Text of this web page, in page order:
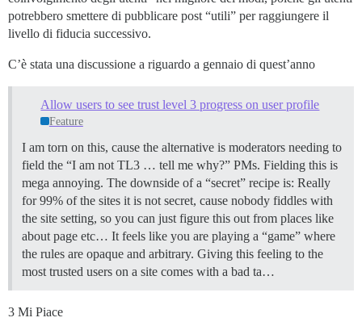
potrebbero smettere di pubblicare post “utili” per raggiungere il
livello di fiducia successivo.
C’è stata una discussione a riguardo a gennaio di quest’anno
Allow users to see trust level 3 progress on user profile
Feature
I am torn on this, cause the alternative is moderators needing to
field the “I am not TL3 … tell me why?” PMs. Fielding this is
mega annoying. The downside of a “secret” recipe is: Really
for 99% of the sites it is not secret, cause nobody fiddles with
the site setting, so you can just figure this out from places like
about page etc… It feels like you are playing a “game” where
the rules are opaque and arbitrary. Giving this feeling to the
most trusted users on a site comes with a bad ta…
3 Mi Piace